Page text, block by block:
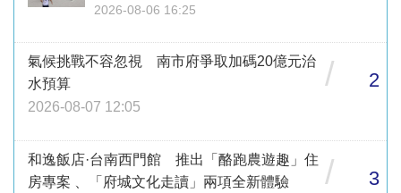
2026-08-06 16:25
氣候挑戰不容忽視 南市府爭取加碼20億元治
水預算
2026-08-07 12:05
/ 2
和逸飯店·台南西門館 推出「酪跑農遊趣」住
房專案 、「府城文化走讀」兩項全新體驗
/ 3